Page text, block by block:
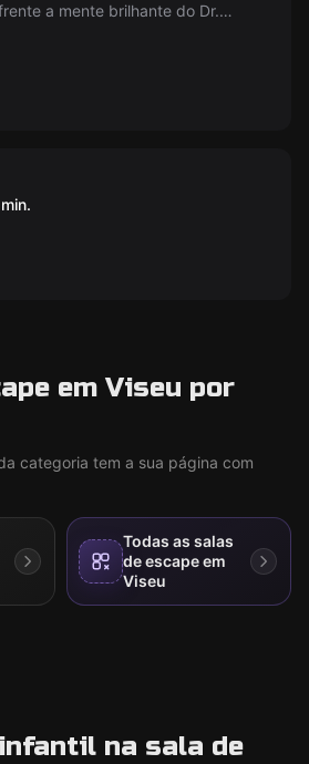
a mente brilhante do Dr.
está em suas mãos!
min.
em Viseu por
categoria tem a sua página com
Todas as salas
de escape em
Viseu
na sala de